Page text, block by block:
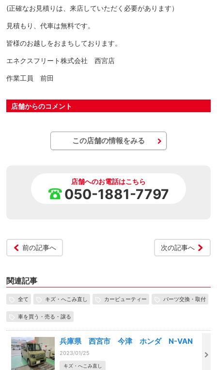
(正確なお見積りは、来店していただく必要があります）
見積もり、代車は無料です。
皆様のお越しをおまちしております。
エネクスフリート株式会社 西宮店
作業工員 前田
店舗からのコメント
この店舗の情報をみる
店舗へのお電話はこちら
050-1881-7797
前の記事へ 次の記事へ
関連記事
全て キズ・へこみ直し カービューティー パーツ交換・取付
車を買う・売る・譲る
兵庫県 西宮市 今津 ホンダ N-VAN
2023/01/25
キズ・へこみ直し